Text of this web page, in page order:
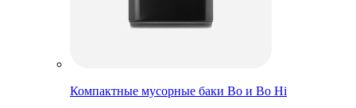
Компактные мусорные баки Bo и Bo Hi